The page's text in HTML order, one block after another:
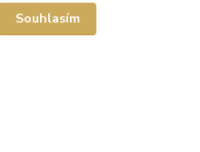
Souhlasím